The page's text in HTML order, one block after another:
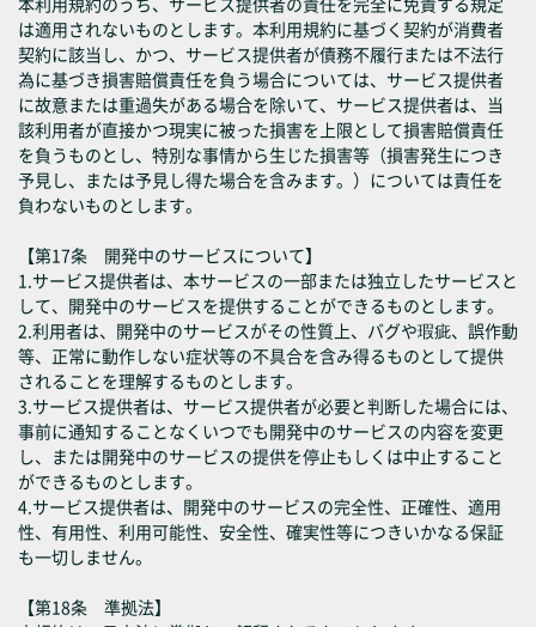
は適用されないものとします。本利用規約に基づく契約が消費者
契約に該当し、かつ、サービス提供者が債務不履行または不法行
為に基づき損害賠償責任を負う場合については、サービス提供者
に故意または重過失がある場合を除いて、サービス提供者は、当
該利用者が直接かつ現実に被った損害を上限として損害賠償責任
を負うものとし、特別な事情から生じた損害等（損害発生につき
予見し、または予見し得た場合を含みます。）については責任を
負わないものとします。
【第17条 開発中のサービスについて】
1.サービス提供者は、本サービスの一部または独立したサービスと
して、開発中のサービスを提供することができるものとします。
2.利用者は、開発中のサービスがその性質上、バグや瑕疵、誤作動
等、正常に動作しない症状等の不具合を含み得るものとして提供
されることを理解するものとします。
3.サービス提供者は、サービス提供者が必要と判断した場合には、
事前に通知することなくいつでも開発中のサービスの内容を変更
し、または開発中のサービスの提供を停止もしくは中止すること
ができるものとします。
4.サービス提供者は、開発中のサービスの完全性、正確性、適用
性、有用性、利用可能性、安全性、確実性等につきいかなる保証
も一切しません。
【第18条 準拠法】